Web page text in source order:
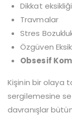
Dikkat
Travmalar
Stres
Özgüven
Obsesif
Kişinin bir olaya
sergilemesine
davranışlar